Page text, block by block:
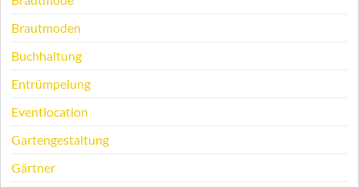
Brautmoden
Buchhaltung
Entrümpelung
Eventlocation
Gartengestaltung
Gärtner